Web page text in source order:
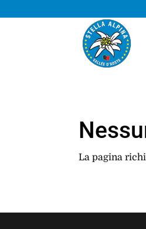
La pagina